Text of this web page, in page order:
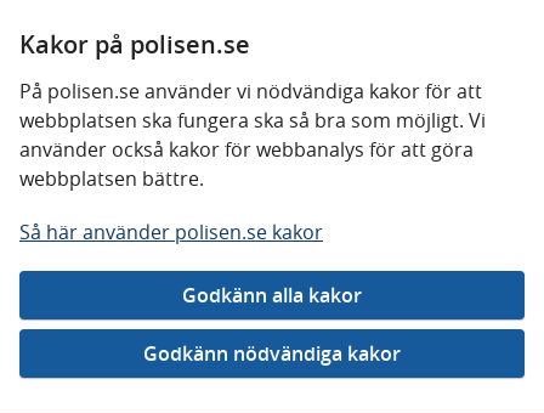
Kakor på polisen.se
På polisen.se använder vi nödvändiga kakor för att
webbplatsen ska fungera ska så bra som möjligt. Vi
använder också kakor för webbanalys för att göra
webbplatsen bättre.
Så här använder polisen.se kakor